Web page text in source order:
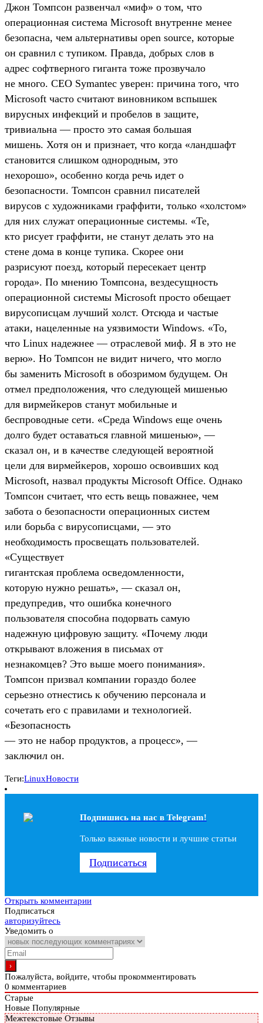
Джон Томпсон развенчал «миф» о том, что
операционная система Microsoft внутренне менее
безопасна, чем альтернативы open source, которые
он сравнил с тупиком. Правда, добрых слов в
адрес софтверного гиганта тоже прозвучало
не много. СЕО Symantec уверен: причина того, что
Microsoft часто считают виновником вспышек
вирусных инфекций и пробелов в защите,
тривиальна — просто это самая большая
мишень. Хотя он и признает, что когда «ландшафт
становится слишком однородным, это
нехорошо», особенно когда речь идет о
безопасности. Томпсон сравнил писателей
вирусов с художниками граффити, только «холстом»
для них служат операционные системы. «Те,
кто рисует граффити, не станут делать это на
стене дома в конце тупика. Скорее они
разрисуют поезд, который пересекает центр
города». По мнению Томпсона, вездесущность
операционной системы Microsoft просто обещает
вирусописцам лучший холст. Отсюда и частые
атаки, нацеленные на уязвимости Windows. «То,
что Linux надежнее — отраслевой миф. Я в это не
верю». Но Томпсон не видит ничего, что могло
бы заменить Microsoft в обозримом будущем. Он
отмел предположения, что следующей мишенью
для вирмейкеров станут мобильные и
беспроводные сети. «Среда Windows еще очень
долго будет оставаться главной мишенью», —
сказал он, и в качестве следующей вероятной
цели для вирмейкеров, хорошо освоивших код
Microsoft, назвал продукты Microsoft Office. Однако
Томпсон считает, что есть вещь поважнее, чем
забота о безопасности операционных систем
или борьба с вирусописцами, — это
необходимость просвещать пользователей.
«Существует
гигантская проблема осведомленности,
которую нужно решать», — сказал он,
предупредив, что ошибка конечного
пользователя способна подорвать самую
надежную цифровую защиту. «Почему люди
открывают вложения в письмах от
незнакомцев? Это выше моего понимания».
Томпсон призвал компании гораздо более
серьезно отнестись к обучению персонала и
сочетать его с правилами и технологией.
«Безопасность
— это не набор продуктов, а процесс», —
заключил он.
Теги:LinuxНовости
Подпишись на наc в Telegram!
Только важные новости и лучшие статьи
Подписаться
Открыть комментарии
Подписаться
авторизуйтесь
Уведомить о
Пожалуйста, войдите, чтобы прокомментировать
0 комментариев
Старые
Новые Популярные
Межтекстовые Отзывы